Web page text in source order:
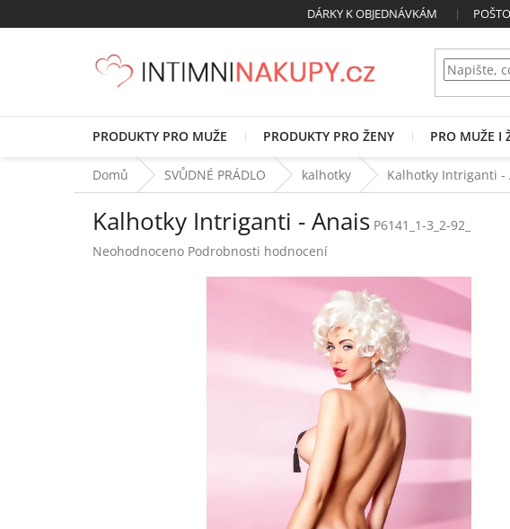
na
DÁRKY K OBJEDNÁVKÁM
PRODUKTY PRO MUŽE PRODUKTY PRO ŽENY PRO MUŽE I
Domů SVŮDNÉ PRÁDLO kalhotky Kalhotky Intriganti -
Kalhotky Intriganti - Anais P6141_1-3_2-92_
Průměrné
Neohodnoceno Podrobnosti hodnocení